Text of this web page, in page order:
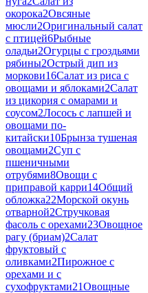
окорока2Овсяные
мюсли2Оригинальный салат
с птицей6Рыбные
оладьи2Огурцы с гроздьями
рябины2Острый дип из
моркови16Салат из риса с
овощами и яблоками2Салат
из цикория с омарами и
соусом2Лосось с лапшей и
овощами по-
китайски10Брынза тушеная
овощами2Суп с
пшеничными
отрубями8Овощи с
приправой карри14Общий
обложка22Морской окунь
отварной2Стручковая
фасоль с орехами23Овощное
рагу (бриам)2Салат
фруктовый с
оливками2Пирожное с
орехами и с
сухофруктами21Овощные